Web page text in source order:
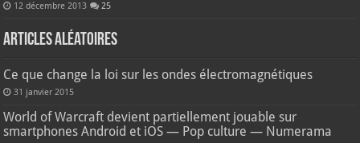
12 décembre 2013 25
Articles aléatoires
Ce que change la loi sur les ondes électromagnétiques
31 janvier 2015
World of Warcraft devient partiellement jouable sur
smartphones Android et iOS — Pop culture — Numerama